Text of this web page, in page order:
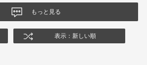
もっと見る
表示：新しい順